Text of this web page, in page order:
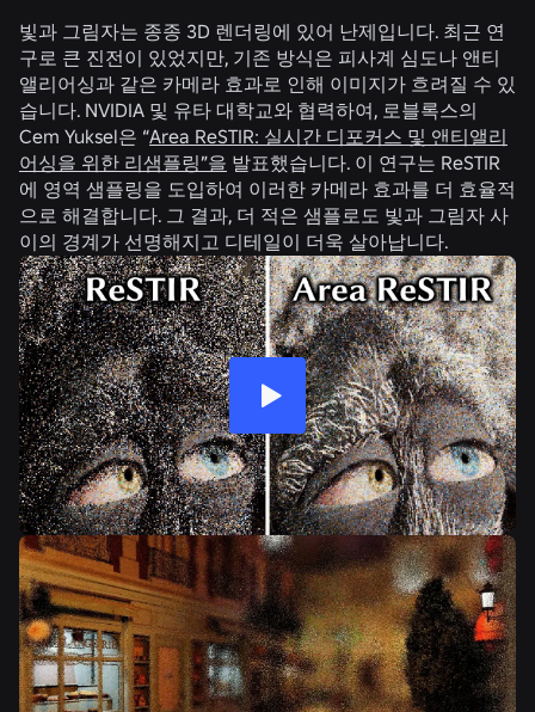
빛과 그림자는 종종 3D 렌더링에 있어 난제입니다. 최근 연
구로 큰 진전이 있었지만, 기존 방식은 피사계 심도나 앤티
앨리어싱과 같은 카메라 효과로 인해 이미지가 흐려질 수 있
습니다. NVIDIA 및 유타 대학교와 협력하여, 로블록스의
Cem Yuksel은 “Area ReSTIR: 실시간 디포커스 및 앤티앨리
어싱을 위한 리샘플링”을 발표했습니다. 이 연구는 ReSTIR
에 영역 샘플링을 도입하여 이러한 카메라 효과를 더 효율적
으로 해결합니다. 그 결과, 더 적은 샘플로도 빛과 그림자 사
이의 경계가 선명해지고 디테일이 더욱 살아납니다.